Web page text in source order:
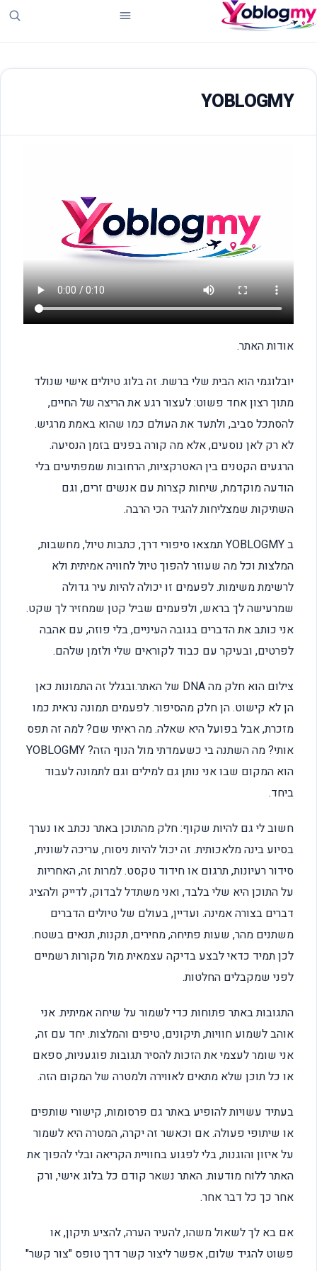
YOBLOGMY
אודות האתר.
יובלוגמי הוא הבית שלי ברשת. זה בלוג טיולים אישי שנולד
מתוך רצון אחד פשוט: לעצור רגע את הריצה של החיים,
להסתכל סביב, ולתעד את העולם כמו שהוא באמת מרגיש.
לא רק לאן נוסעים, אלא מה קורה בפנים בזמן הנסיעה.
הרגעים הקטנים בין האטרקציות, הרחובות שמפתיעים בלי
הודעה מוקדמת, שיחות קצרות עם אנשים זרים, וגם
השתיקות שמצליחות להגיד הכי הרבה.
ב YOBLOGMY תמצאו סיפורי דרך, כתבות טיול, מחשבות,
המלצות וכל מה שעוזר להפוך טיול לחוויה אמיתית ולא
לרשימת משימות. לפעמים זו יכולה להיות עיר גדולה
שמרעישה לך בראש, ולפעמים שביל קטן שמחזיר לך שקט.
אני כותב את הדברים בגובה העיניים, בלי פוזה, עם אהבה
לפרטים, ובעיקר עם כבוד לקוראים שלי ולזמן שלהם.
צילום הוא חלק מה DNA של האתר.ובגלל זה התמונות כאן
הן לא קישוט. הן חלק מהסיפור. לפעמים תמונה נראית כמו
מזכרת, אבל בפועל היא שאלה. מה ראיתי שם? למה זה תפס
אותי? מה השתנה בי כשעמדתי מול הנוף הזה? YOBLOGMY
הוא המקום שבו אני נותן גם למילים וגם לתמונה לעבוד
ביחד.
חשוב לי גם להיות שקוף: חלק מהתוכן באתר נכתב או נערך
בסיוע בינה מלאכותית. זה יכול להיות ניסוח, עריכה לשונית,
סידור רעיונות, תרגום או חידוד טקסט. למרות זה, האחריות
על התוכן היא שלי בלבד, ואני משתדל לבדוק, לדייק ולהציג
דברים בצורה אמינה. ועדיין, בעולם של טיולים הדברים
משתנים מהר, שעות פתיחה, מחירים, תקנות, תנאים בשטח.
לכן תמיד כדאי לבצע בדיקה עצמאית מול מקורות רשמיים
לפני שמקבלים החלטות.
התגובות באתר פתוחות כדי לשמור על שיחה אמיתית. אני
אוהב לשמוע חוויות, תיקונים, טיפים והמלצות. יחד עם זה,
אני שומר לעצמי את הזכות להסיר תגובות פוגעניות, ספאם
או כל תוכן שלא מתאים לאווירה ולמטרה של המקום הזה.
בעתיד עשויות להופיע באתר גם פרסומות, קישורי שותפים
או שיתופי פעולה. אם וכאשר זה יקרה, המטרה היא לשמור
על איזון והוגנות, בלי לפגוע בחוויית הקריאה ובלי להפוך את
האתר ללוח מודעות. האתר נשאר קודם כל בלוג אישי, ורק
אחר כך כל דבר אחר.
אם בא לך לשאול משהו, להעיר הערה, להציע תיקון, או
פשוט להגיד שלום, אפשר ליצור קשר דרך טופס "צור קשר"